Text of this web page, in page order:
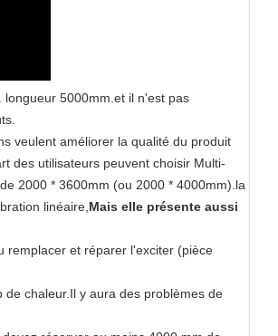
5000mm.et il n'est pas
veulent améliorer la qualité du produit
des utilisateurs peuvent choisir Multi-
2000 * 3600mm (ou 2000 * 4000mm).la
linéaire, Mais elle présente aussi
remplacer et réparer l'exciter (pièce
chaleur.Il y aura des problèmes de